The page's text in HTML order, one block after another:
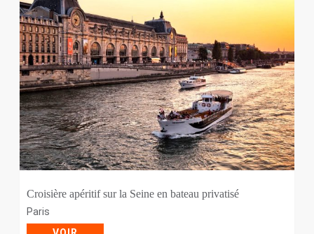
Croisière apéritif sur la Seine en bateau privatisé
Paris